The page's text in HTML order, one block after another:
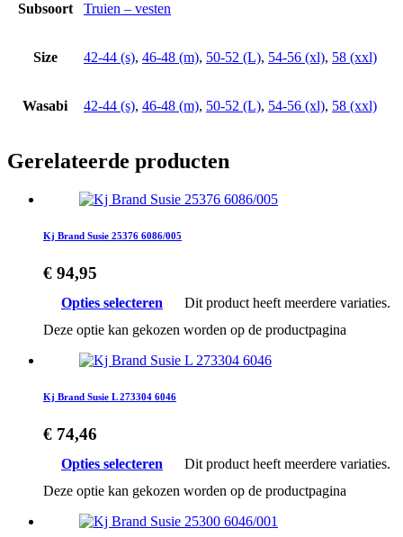
Subsoort Truien – vesten
Size 42-44 (s), 46-48 (m), 50-52 (L), 54-56 (xl), 58 (xxl)
Wasabi 42-44 (s), 46-48 (m), 50-52 (L), 54-56 (xl), 58 (xxl)
Gerelateerde producten
Kj Brand Susie 25376 6086/005
€ 94,95
Opties selecteren
Dit product heeft meerdere variaties.
Deze optie kan gekozen worden op de productpagina
Kj Brand Susie L 273304 6046
€ 74,46
Opties selecteren
Dit product heeft meerdere variaties.
Deze optie kan gekozen worden op de productpagina